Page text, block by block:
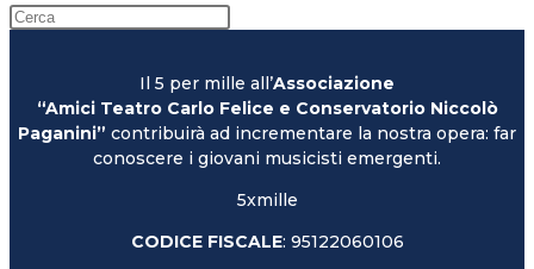
Il 5 per mille all’Associazione
“Amici Teatro Carlo Felice e Conservatorio Niccolò
Paganini” contribuirà ad incrementare la nostra opera: far
conoscere i giovani musicisti emergenti.
5xmille
CODICE FISCALE: 95122060106